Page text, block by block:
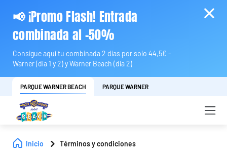
📢 ¡Promo Flash! Entrada
combinada al -50%
Consigueaquítu combinada 2 días por solo 44,5€ -
Warner (día 1 y 2) y Warner Beach (día 2)
PARQUE WARNER BEACH PARQUE WARNER
Inicio Términos y condiciones